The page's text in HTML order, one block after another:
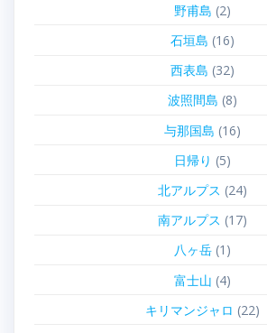
野甫島 (2)
石垣島 (16)
西表島 (32)
波照間島 (8)
与那国島 (16)
日帰り (5)
北アルプス (24)
南アルプス (17)
八ヶ岳(1)
富士山 (4)
キリマンジャロ (22)